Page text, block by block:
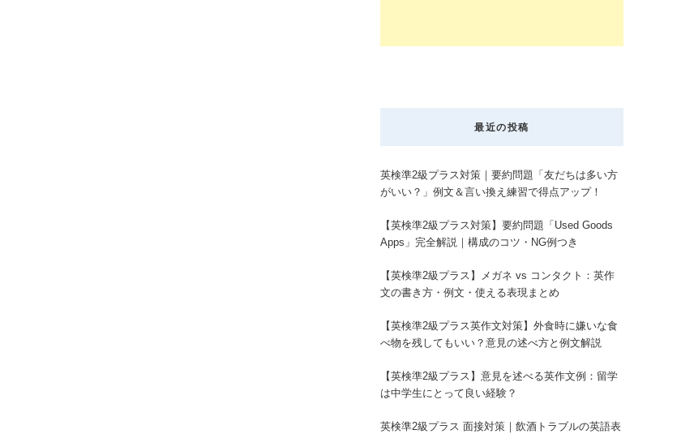
最近の投稿
英検準2級プラス対策｜要約問題「友だちは多い方
がいい？」例文＆言い換え練習で得点アップ！
【英検準2級プラス対策】要約問題「Used Goods
Apps」完全解説｜構成のコツ・NG例つき
【英検準2級プラス】メガネ vs コンタクト：英作
文の書き方・例文・使える表現まとめ
【英検準2級プラス英作文対策】外食時に嫌いな食
べ物を残してもいい？意見の述べ方と例文解説
【英検準2級プラス】意見を述べる英作文例：留学
は中学生にとって良い経験？
英検準2級プラス 面接対策｜飲酒トラブルの英語表